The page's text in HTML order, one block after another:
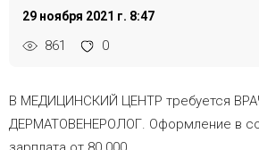
29 ноября 2021 г. 8:47
861 0
В МЕДИЦИНСКИЙ ЦЕНТР требуется
ДЕРМАТОВЕНЕРОЛОГ. Оформление в